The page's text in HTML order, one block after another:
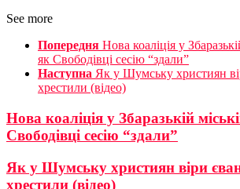
See more
Попередня Нова коаліція у
як Свободівці сесію “здали”
Наступна Як у Шумську християн
хрестили (відео)
Нова коаліція у Збаразькій
Свободівці сесію “здали”
Як у Шумську християн віри
хрестили (відео)